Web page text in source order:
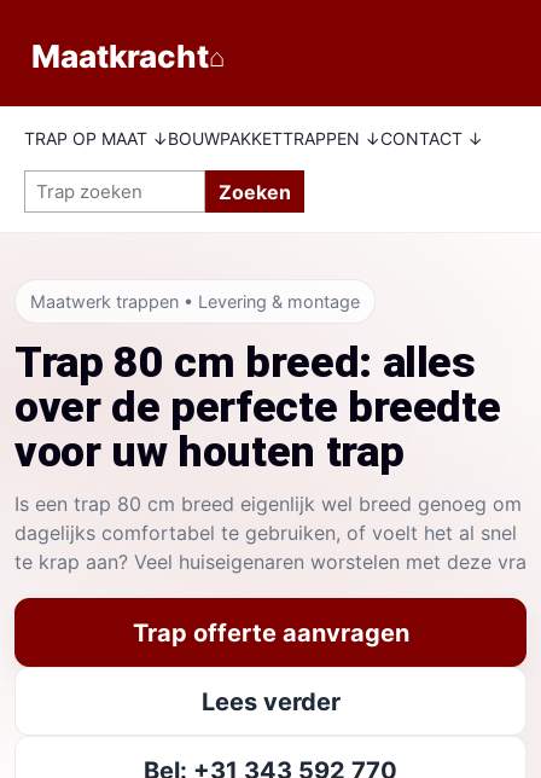
Maatkracht⌂
TRAP OP MAAT ↓BOUWPAKKETTRAPPEN ↓CONTACT ↓
Zoeken
Maatwerk trappen • Levering & montage
Trap 80 cm breed: alles
over de perfecte breedte
voor uw houten trap
Is een trap 80 cm breed eigenlijk wel breed genoeg om
dagelijks comfortabel te gebruiken, of voelt het al snel
te krap aan? Veel huiseigenaren worstelen met deze vra
Trap offerte aanvragen
Lees verder
Bel: +31 343 592 770